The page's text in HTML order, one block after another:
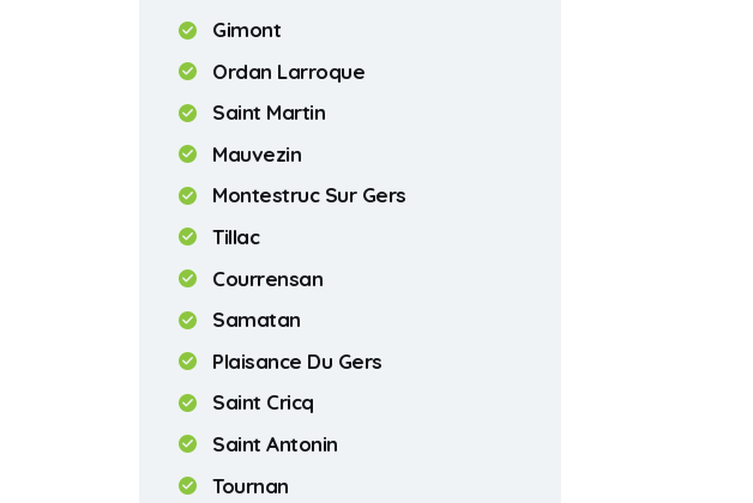
Gimont
Ordan Larroque
Saint Martin
Mauvezin
Montestruc Sur Gers
Tillac
Courrensan
Samatan
Plaisance Du Gers
Saint Cricq
Saint Antonin
Tournan